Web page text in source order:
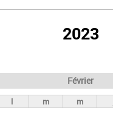
2023
Février
l m m